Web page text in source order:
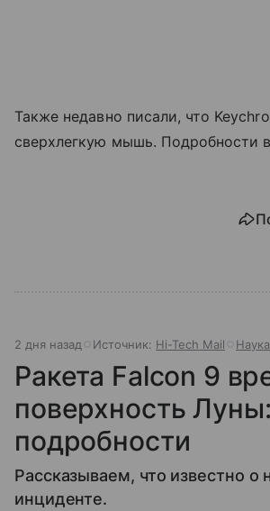
Также недавно писали, что
сверхлегкую мышь. Подробности в
2 дня назад Источник: Hi-Tech Mail Наука
Ракета Falcon 9
поверхность Луны:
подробности
Рассказываем, что известно о
инциденте.